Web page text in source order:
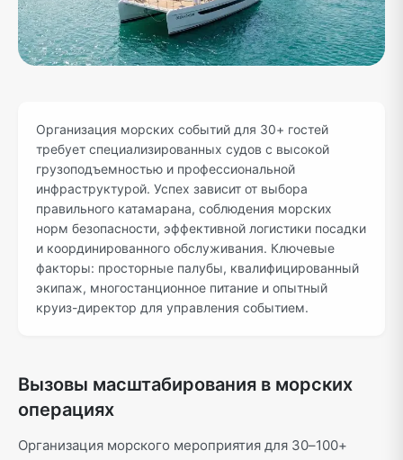
Организация морских событий для 30+ гостей
требует специализированных судов с высокой
грузоподъемностью и профессиональной
инфраструктурой. Успех зависит от выбора
правильного катамарана, соблюдения морских
норм безопасности, эффективной логистики посадки
и координированного обслуживания. Ключевые
факторы: просторные палубы, квалифицированный
экипаж, многостанционное питание и опытный
круиз-директор для управления событием.
Вызовы масштабирования в морских
операциях
Организация морского мероприятия для 30–100+